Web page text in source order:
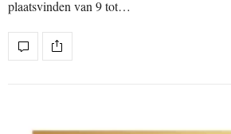
plaatsvinden van 9 tot…